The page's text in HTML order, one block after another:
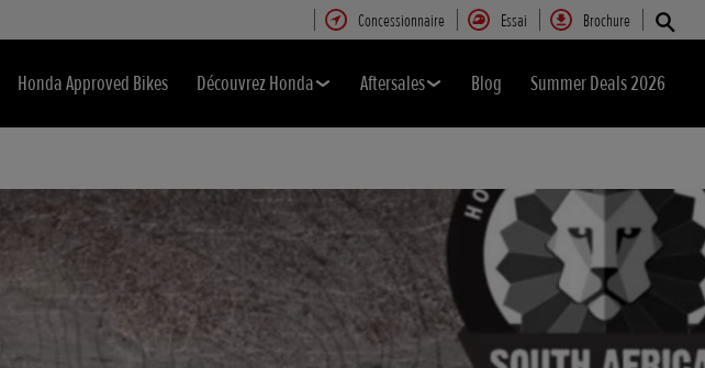
Concessionnaire Essai Brochure
Honda Approved Bikes Découvrez Honda Aftersales Blog Summer Deals 2026